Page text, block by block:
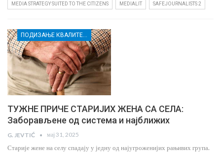
MEDIA STRATEGY SUITED TO THE CITIZENS MEDIALIT SAFEJOURNALISTS 2
ПОДИЗАЊЕ КВАЛИТЕТА УСЛУГА СОЦИЈАЛНЕ ЗАШТИТЕ РАЊИВИХ ГРУПА У КРУШЕВЦУ
ТУЖНЕ ПРИЧЕ СТАРИЈИХ ЖЕНА СА СЕЛА:
Заборављене од система и најближих
G. JEVTIĆ мај 31, 2025
Старије жене на селу спадају у једну од најугроженијих рањивих група.